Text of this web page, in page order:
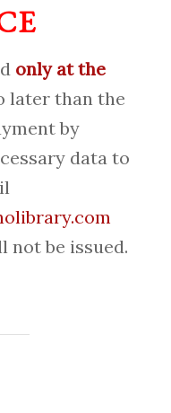
only at the
later than the
by
data to
not be issued.